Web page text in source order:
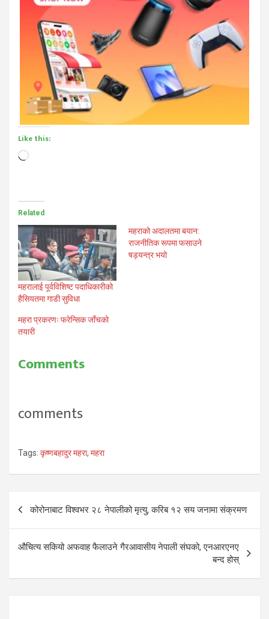
Like this:
Loading…
Related
महरालाई पूर्वविशिष्ट पदाधिकारीको
हैसियतमा गाडी सुविधा
महराको अदालतमा बयान:
राजनीतिक रूपमा फसाउने
षड्यन्त्र भयो
महरा प्रकरणः फरेन्सिक जाँचको
तयारी
Comments
comments
Tags: कृष्णबहादुर महरा, महरा
Post
navigation
कोरोनाबाट विश्वभर २८ नेपालीको मृत्यु, करिब १२ सय जनामा संक्रमण
औचित्य सकियो अफवाह फैलाउने गैरआवासीय नेपाली संघको, एनआरएनए
बन्द होस्